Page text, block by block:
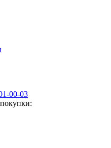
00-03